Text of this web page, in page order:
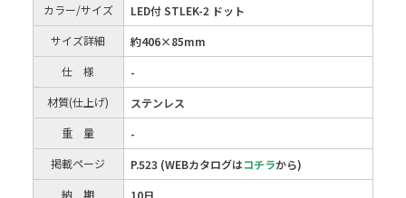
カラー/サイズ
LED付 STLEK-2 ドット
サイズ詳細
約406×85mm
仕 様
-
材質(仕上げ)
ステンレス
重 量
-
掲載ページ
P.523 (WEBカタログはコチラから)
納 期
10日